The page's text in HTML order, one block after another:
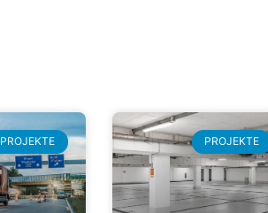
PROJEKTE PROJEKTE